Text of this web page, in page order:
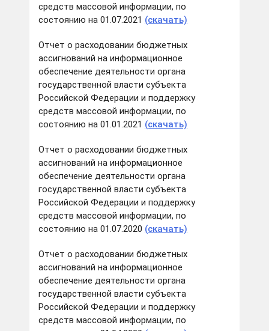
средств массовой информации, по
состоянию на 01.07.2021 (скачать)
Отчет о расходовании бюджетных
ассигнований на информационное
обеспечение деятельности органа
государственной власти субъекта
Российской Федерации и поддержку
средств массовой информации, по
состоянию на 01.01.2021 (скачать)
Отчет о расходовании бюджетных
ассигнований на информационное
обеспечение деятельности органа
государственной власти субъекта
Российской Федерации и поддержку
средств массовой информации, по
состоянию на 01.07.2020 (скачать)
Отчет о расходовании бюджетных
ассигнований на информационное
обеспечение деятельности органа
государственной власти субъекта
Российской Федерации и поддержку
средств массовой информации, по